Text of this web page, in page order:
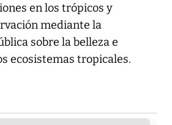
en los trópicos y
mediante la
sobre la belleza e
ecosistemas tropicales.